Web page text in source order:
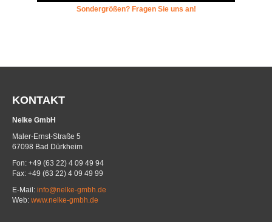
Sondergrößen? Fragen Sie uns an!
KONTAKT
Nelke GmbH
Maler-Ernst-Straße 5
67098 Bad Dürkheim
Fon: +49 (63 22) 4 09 49 94
Fax: +49 (63 22) 4 09 49 99
E-Mail: info@nelke-gmbh.de
Web: www.nelke-gmbh.de